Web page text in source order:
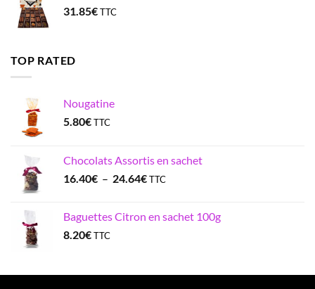
31.85€TTC
TOP RATED
Nougatine
5.80€TTC
Chocolats Assortis en sachet
16.40€ – 24.64€Plage
16.40€
TTC
Baguettes Citron en sachet 100g
8.20€TTC